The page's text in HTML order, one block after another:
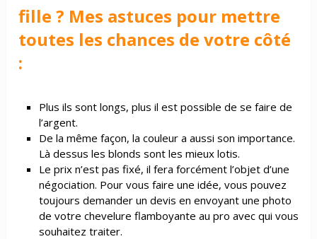
fille ? Mes astuces pour mettre
toutes les chances de votre côté
:
Plus ils sont longs, plus il est possible de se faire de
l’argent.
De la même façon, la couleur a aussi son importance.
Là dessus les blonds sont les mieux lotis.
Le prix n’est pas fixé, il fera forcément l’objet d’une
négociation. Pour vous faire une idée, vous pouvez
toujours demander un devis en envoyant une photo
de votre chevelure flamboyante au pro avec qui vous
souhaitez traiter.